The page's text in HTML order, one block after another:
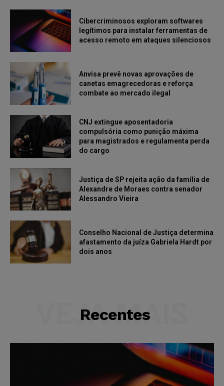
Cibercriminosos exploram softwares
legítimos para instalar ferramentas de
acesso remoto em ataques silenciosos
Anvisa prevê novas aprovações de
canetas emagrecedoras e reforça
combate ao mercado ilegal
CNJ extingue aposentadoria
compulsória como punição máxima
para magistrados e regulamenta perda
do cargo
Justiça de SP rejeita ação da família de
Alexandre de Moraes contra senador
Alessandro Vieira
Conselho Nacional de Justiça determina
afastamento da juíza Gabriela Hardt por
dois anos
Recentes
VEJA MAIS